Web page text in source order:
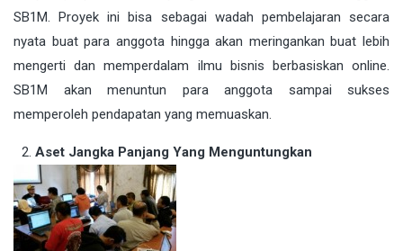
SB1M. Proyek ini bisa sebagai wadah pembelajaran secara
nyata buat para anggota hingga akan meringankan buat lebih
mengerti dan memperdalam ilmu bisnis berbasiskan online.
SB1M akan menuntun para anggota sampai sukses
memperoleh pendapatan yang memuaskan.
Aset Jangka Panjang Yang Menguntungkan